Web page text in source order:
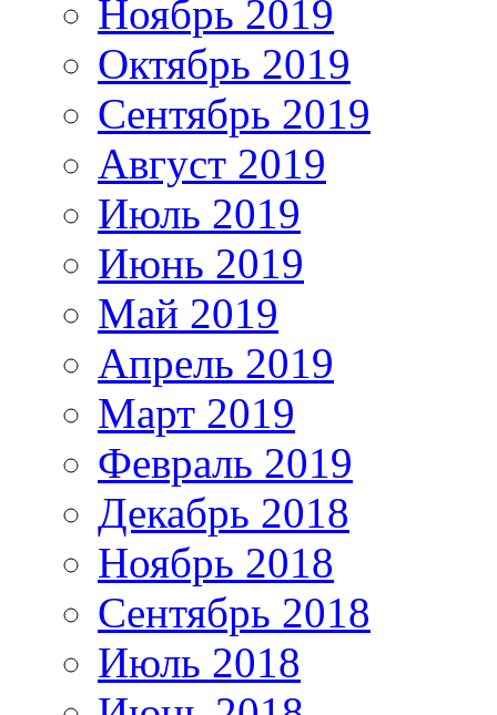
Ноябрь 2019
Октябрь 2019
Сентябрь 2019
Август 2019
Июль 2019
Июнь 2019
Май 2019
Апрель 2019
Март 2019
Февраль 2019
Декабрь 2018
Ноябрь 2018
Сентябрь 2018
Июль 2018